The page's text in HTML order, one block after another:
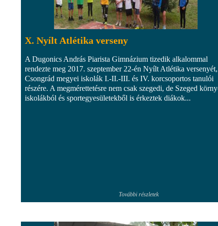
X. Nyílt Atlétika verseny
A Dugonics András Piarista Gimnázium tizedik alkalommal
rendezte meg 2017. szeptember 22-én Nyílt Atlétika
Csongrád megyei iskolák I.-II.-III. és IV. korcsoportos tanulói
részére. A megmérettetésre nem csak szegedi, de Szeged
iskolákból és sportegyesületekből is érkeztek diákok...
További részletek